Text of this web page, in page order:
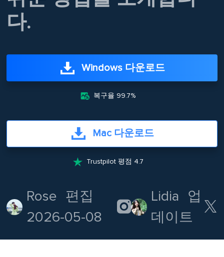
다.
Windows 다운로드
 복구율 99.7%
Mac 다운로드
 Trustpilot 평점 4.7
Rose
편집
2026-05-08

Lidia
업
데이트
